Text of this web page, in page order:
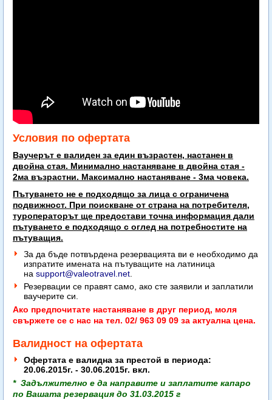
Условия по офертата
Ваучерът е валиден за един възрастен, настанен в
двойна стая. Минимално настаняване в двойна стая -
2ма възрастни. Максимално настаняване - 3ма човека.
Пътуването не е подходящо за лица с ограничена
подвижност. При поискване от страна на потребителя,
туроператорът ще предостави точна информация дали
пътуването е подходящо с оглед на потребностите на
пътуващия.
За да бъде потвърдена резервацията ви е необходимо да
изпратите имената на пътуващите на латиница
на support@valeotravel.net
Резервации се правят само, ако сте заявили и заплатили
ваучерите си.
Ако предпочитате настаняване в друг период, моля
свържете се с нас на тел. 02/ 963 09 09 за актуална цена.
Валидност на офертата
Офертата е валидна за престой в периода:
20.06.2015г. - 30.06.2015г. вкл.
* Задължително е да направите и заплатите капаро
по Вашата резервация до 31.03.2015 г